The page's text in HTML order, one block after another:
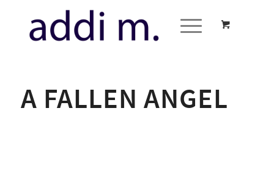
A FALLEN ANGEL